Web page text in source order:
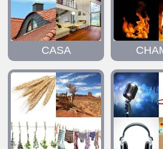
CASA